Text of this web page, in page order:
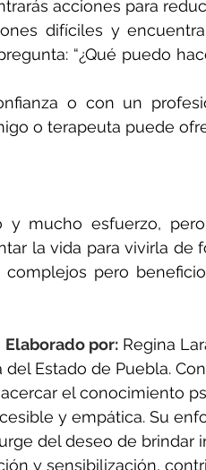
acciones para
difíciles y
“¿Qué puedo
o con un
o terapeuta puede
y mucho esfuerzo,
la vida para vivirla de
pero
Elaborado por: Regina
Estado de Puebla.
el conocimiento
y empática. Su
del deseo de brindar
y sensibilización,